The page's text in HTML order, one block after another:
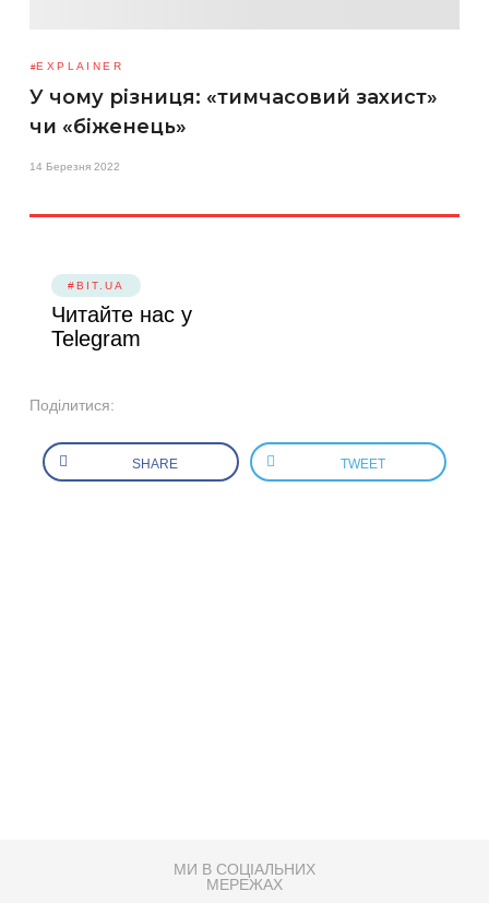
EXPLAINER
У чому різниця: «тимчасовий захист»
чи «біженець»
14 Березня 2022
#BIT.UA
Читайте нас у
Telegram
Поділитися:
SHARE TWEET
МИ В СОЦІАЛЬНИХ
МЕРЕЖАХ